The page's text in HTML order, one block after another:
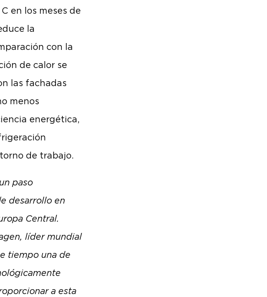
en los meses de
la
con la
de calor se
las fachadas
menos
energética,
de trabajo.
paso
desarrollo en
Central.
líder mundial
tiempo una de
a esta